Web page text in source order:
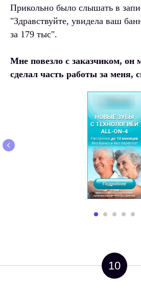
Прикольно было слышать в
"Здравствуйте, увидела ваш
за 179 тыс".
Мне повезло с заказчиком, он
сделал часть работы за меня,
10